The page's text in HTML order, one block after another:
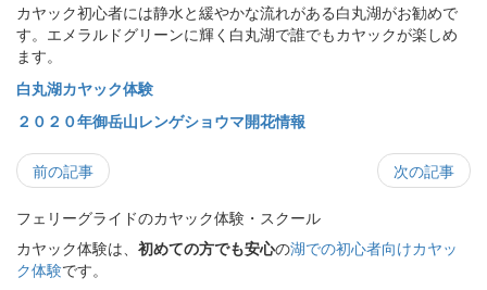
カヤック初心者には静水と緩やかな流れがある白丸湖がお勧めで
す。エメラルドグリーンに輝く白丸湖で誰でもカヤックが楽しめ
ます。
白丸湖カヤック体験
２０２０年御岳山レンゲショウマ開花情報
前の記事 次の記事
フェリーグライドのカヤック体験・スクール
カヤック体験は、 初めての方でも安心の湖での初心者向けカヤッ
ク体験です。